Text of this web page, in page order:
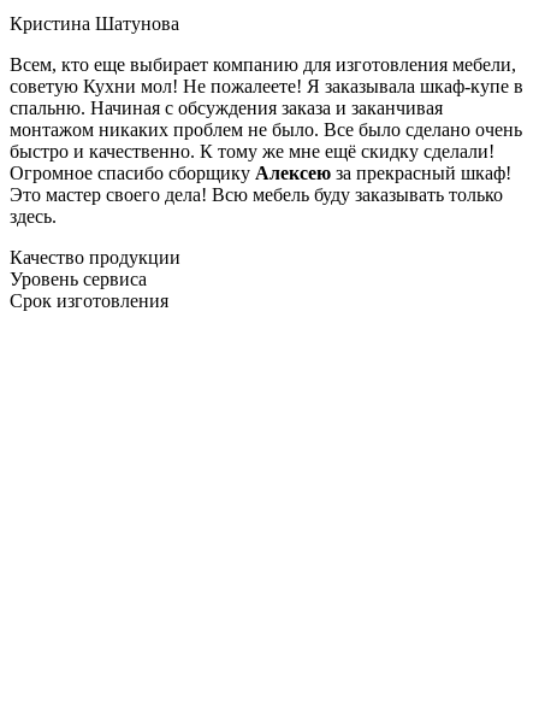
Кристина Шатунова
Всем, кто еще выбирает компанию для изготовления мебели,
советую Кухни мол! Не пожалеете! Я заказывала шкаф-купе в
спальню. Начиная с обсуждения заказа и заканчивая
монтажом никаких проблем не было. Все было сделано очень
быстро и качественно. К тому же мне ещё скидку сделали!
Огромное спасибо сборщику Алексею за прекрасный шкаф!
Это мастер своего дела! Всю мебель буду заказывать только
здесь.
Качество продукции
Уровень сервиса
Срок изготовления